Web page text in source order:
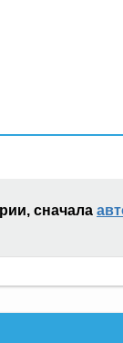
сначала